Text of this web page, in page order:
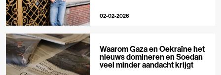
02-02-2026
Waarom Gaza en Oekraïne het
nieuws domineren en Soedan
veel minder aandacht krijgt